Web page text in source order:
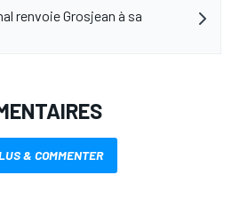
renvoie Grosjean à sa
& COMMENTER